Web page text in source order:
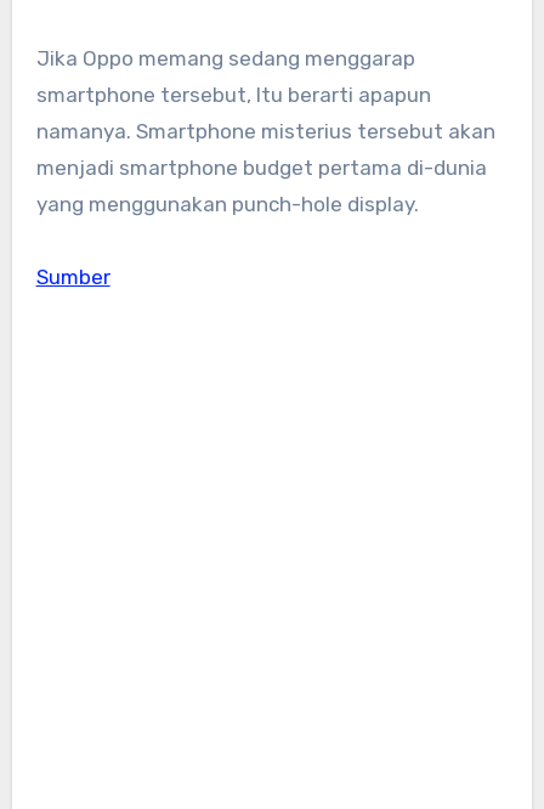
Jika Oppo memang sedang menggarap
smartphone tersebut, Itu berarti apapun
namanya. Smartphone misterius tersebut akan
menjadi smartphone budget pertama di-dunia
yang menggunakan punch-hole display.
Sumber